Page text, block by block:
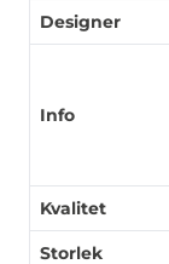
Designer
Info
Kvalitet
Storlek